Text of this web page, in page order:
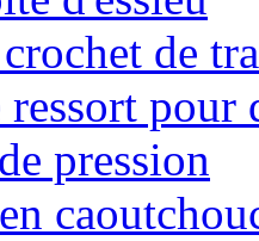
de
ressort
pression